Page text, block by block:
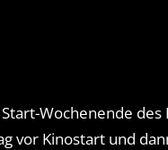
Wochenende des
vor Kinostart und